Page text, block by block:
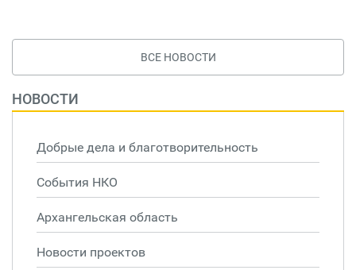
ВСЕ НОВОСТИ
НОВОСТИ
Добрые дела и благотворительность
События НКО
Архангельская область
Новости проектов